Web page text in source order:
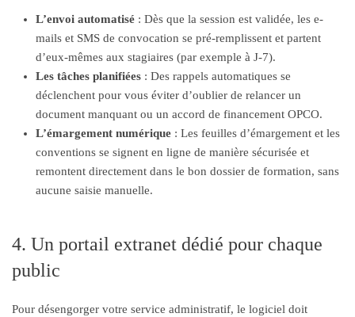
L’envoi automatisé : Dès que la session est validée, les e-
mails et SMS de convocation se pré-remplissent et partent
d’eux-mêmes aux stagiaires (par exemple à J-7).
Les tâches planifiées : Des rappels automatiques se
déclenchent pour vous éviter d’oublier de relancer un
document manquant ou un accord de financement OPCO.
L’émargement numérique : Les feuilles d’émargement et les
conventions se signent en ligne de manière sécurisée et
remontent directement dans le bon dossier de formation, sans
aucune saisie manuelle.
4. Un portail extranet dédié pour chaque
public
Pour désengorger votre service administratif, le logiciel doit